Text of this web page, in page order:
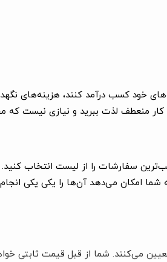
خود کسب درآمد کنند، هزینه‌های
منعطف لذت ببرید و نیازی نیست که
سفارشات را از لیست انتخاب
شما امکان می‌دهد آن‌ها را یکی یکی
می‌کنند. شما از قبل قیمت ثابتی